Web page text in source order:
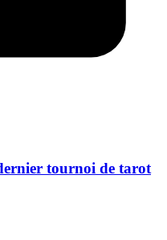
tournoi de tarot